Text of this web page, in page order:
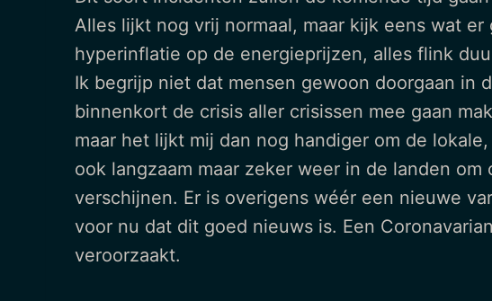
Alles lijkt nog vrij normaal, maar kijk eens wat
hyperinflatie op de energieprijzen, alles flink
Ik begrijp niet dat mensen gewoon doorgaan in
binnenkort de crisis aller crisissen mee gaan
maar het lijkt mij dan nog handiger om de
ook langzaam maar zeker weer in de landen
verschijnen. Er is overigens wéér een nieuwe
voor nu dat dit goed nieuws is. Een
veroorzaakt.